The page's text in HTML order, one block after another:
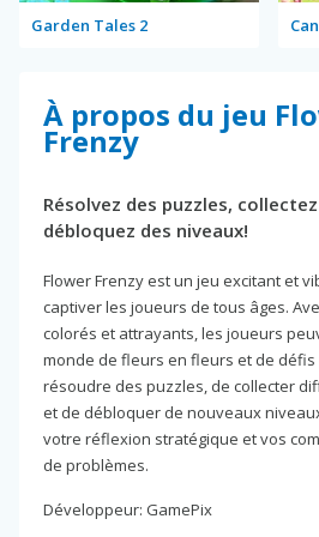
Garden Tales 2
À propos du jeu
Frenzy
Résolvez des puzzles,
débloquez des niveaux!
Flower Frenzy est un jeu excitant et
captiver les joueurs de tous âges.
colorés et attrayants, les joueurs
monde de fleurs en fleurs et de
résoudre des puzzles, de collecter
et de débloquer de nouveaux
votre réflexion stratégique et vos
de problèmes.
Développeur: GamePix